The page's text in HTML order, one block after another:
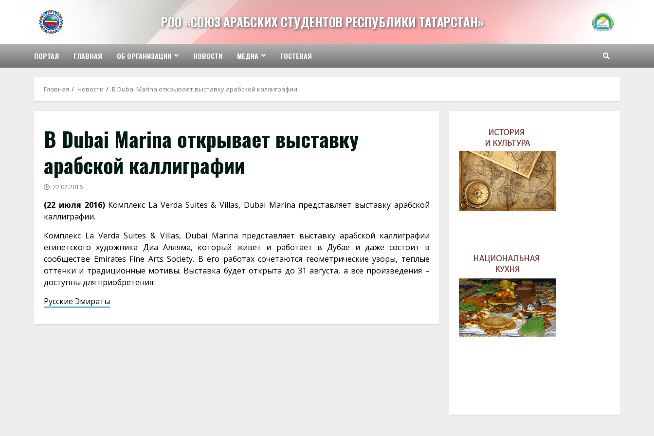
содержимому
РОО «СОЮЗ АРАБСКИХ СТУДЕНТОВ РЕСПУБЛИКИ ТАТАРСТАН»
ПОРТАЛ ГЛАВНАЯ ОБ ОРГАНИЗАЦИИ НОВОСТИ МЕДИА ГОСТЕВАЯ
Главная Новости В Dubai Marina открывает выставку арабской каллиграфии
В Dubai Marina открывает выставку
арабской каллиграфии
22.07.2016
(22 июля 2016) Комплекс La Verda Suites & Villas, Dubai Marina представляет выставку арабской
каллиграфии.
Комплекс La Verda Suites & Villas, Dubai Marina представляет выставку арабской каллиграфии
египетского художника Диа Алляма, который живет и работает в Дубае и даже состоит в
сообществе Emirates Fine Arts Society. В его работах сочетаются геометрические узоры, теплые
оттенки и традиционные мотивы. Выставка будет открыта до 31 августа, а все произведения –
доступны для приобретения.
Русские Эмираты